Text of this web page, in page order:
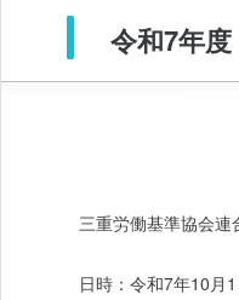
令和7年
三重労働基準協会
日時：令和7年10月